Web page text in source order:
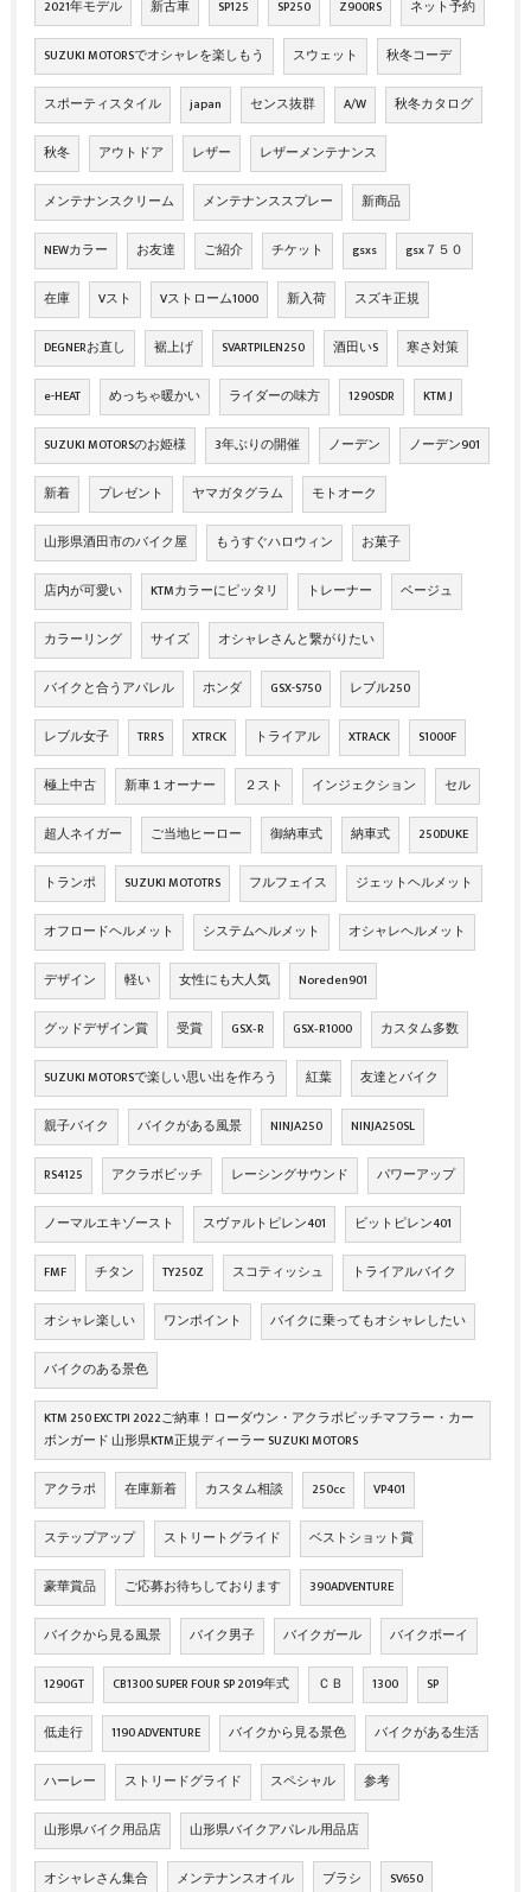
2021年モデル 新古車 SP125 SP250 Z900RS ネット予約
SUZUKI MOTORSでオシャレを楽しもう スウェット 秋冬コーデ
スポーティスタイル japan センス抜群 A/W 秋冬カタログ
秋冬 アウトドア レザー レザーメンテナンス
メンテナンスクリーム メンテナンススプレー 新商品
NEWカラー お友達 ご紹介 チケット gsxs gsx７５０
在庫 Vスト Vストローム1000 新入荷 スズキ正規
DEGNERお直し 裾上げ SVARTPILEN250 酒田いS 寒さ対策
e-HEAT めっちゃ暖かい ライダーの味方 1290SDR KTM J
SUZUKI MOTORSのお姫様 3年ぶりの開催 ノーデン ノーデン901
新着 プレゼント ヤマガタグラム モトオーク
山形県酒田市のバイク屋 もうすぐハロウィン お菓子
店内が可愛い KTMカラーにピッタリ トレーナー ベージュ
カラーリング サイズ オシャレさんと繋がりたい
バイクと合うアパレル ホンダ GSX-S750 レブル250
レブル女子 TRRS XTRCK トライアル XTRACK S1000F
極上中古 新車１オーナー ２スト インジェクション セル
超人ネイガー ご当地ヒーロー 御納車式 納車式 250DUKE
トランポ SUZUKI MOTOTRS フルフェイス ジェットヘルメット
オフロードヘルメット システムヘルメット オシャレヘルメット
デザイン 軽い 女性にも大人気 Noreden901
グッドデザイン賞 受賞 GSX‐R GSX‐R1000 カスタム多数
SUZUKI MOTORSで楽しい思い出を作ろう 紅葉 友達とバイク
親子バイク バイクがある風景 NINJA250 NINJA250SL
RS4125 アクラボビッチ レーシングサウンド パワーアップ
ノーマルエキゾースト スヴァルトピレン401 ビットピレン401
FMF チタン TY250Z スコティッシュ トライアルバイク
オシャレ楽しい ワンポイント バイクに乗ってもオシャレしたい
バイクのある景色
KTM 250 EXC TPI 2022ご納車！ローダウン・アクラポビッチマフラー・カー
ボンガード 山形県KTM正規ディーラー SUZUKI MOTORS
アクラポ 在庫新着 カスタム相談 250cc VP401
ステップアップ ストリートグライド ベストショット賞
豪華賞品 ご応募お待ちしております 390ADVENTURE
バイクから見る風景 バイク男子 バイクガール バイクボーイ
1290GT CB1300 SUPER FOUR SP 2019年式 ＣＢ 1300 SP
低走行 1190 ADVENTURE バイクから見る景色 バイクがある生活
ハーレー ストリードグライド スペシャル 参考
山形県バイク用品店 山形県バイクアパレル用品店
オシャレさん集合 メンテナンスオイル ブラシ SV650